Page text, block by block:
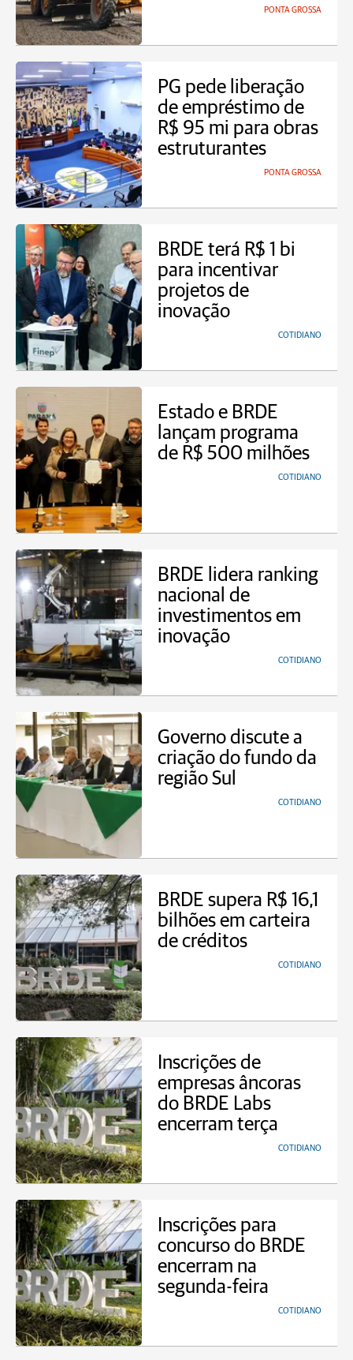
PONTA GROSSA
PG pede liberação
de empréstimo de
R$ 95 mi para obras
estruturantes
PONTA GROSSA
BRDE terá R$ 1 bi
para incentivar
projetos de
inovação
COTIDIANO
Estado e BRDE
lançam programa
de R$ 500 milhões
COTIDIANO
BRDE lidera ranking
nacional de
investimentos em
inovação
COTIDIANO
Governo discute a
criação do fundo da
região Sul
COTIDIANO
BRDE supera R$ 16,1
bilhões em carteira
de créditos
COTIDIANO
Inscrições de
empresas âncoras
do BRDE Labs
encerram terça
COTIDIANO
Inscrições para
concurso do BRDE
encerram na
segunda-feira
COTIDIANO